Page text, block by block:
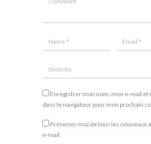
Enregistrer mon nom, mon e-mail et
dans le navigateur pour mon prochain
Prévenez-moi de tous les nouveaux
e-mail.